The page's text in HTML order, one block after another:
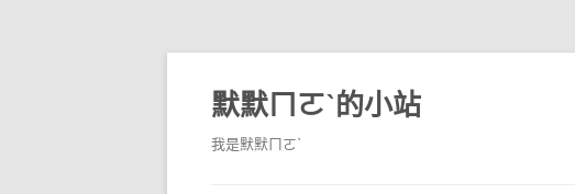
默默ㄇㄛˋ的小站
我是默默ㄇㄛˋ